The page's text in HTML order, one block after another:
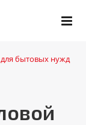
бытовых нужд